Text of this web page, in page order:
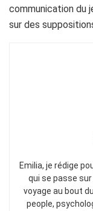
communication du
sur des
Emilia, je rédige
qui se passe
voyage au bout
people,